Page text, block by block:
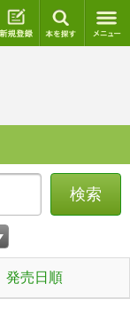
ログイン 新規登録
検索
発売日順